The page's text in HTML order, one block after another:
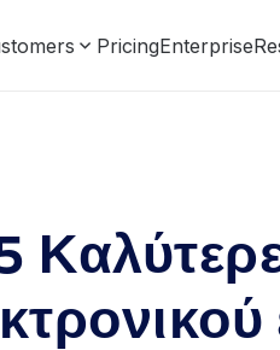
PricingEnterprise